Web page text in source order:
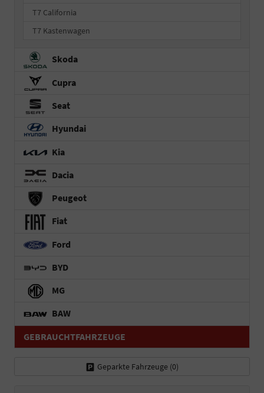
T7 California
T7 Kastenwagen
Skoda
Cupra
Seat
Hyundai
Kia
Dacia
Peugeot
Fiat
Ford
BYD
MG
BAW
GEBRAUCHTFAHRZEUGE
Geparkte Fahrzeuge (0)